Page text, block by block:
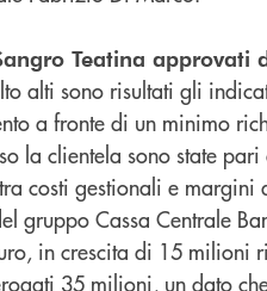
Teatina approvati
alti sono risultati gli
a fronte di un minimo
la clientela sono state
costi gestionali e
gruppo Cassa Centrale
in crescita di 15 milioni
35 milioni, un dato